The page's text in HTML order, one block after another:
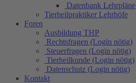
Datenbank Lehrpläne
Tierheilpraktiker Lehrhöfe
Foren
Ausbildung THP
Rechtsfragen (Login nötig)
Steuerfragen (Login nötig)
Tierheilkunde (Login nötig)
Datenschutz (Login nötig)
Kontakt